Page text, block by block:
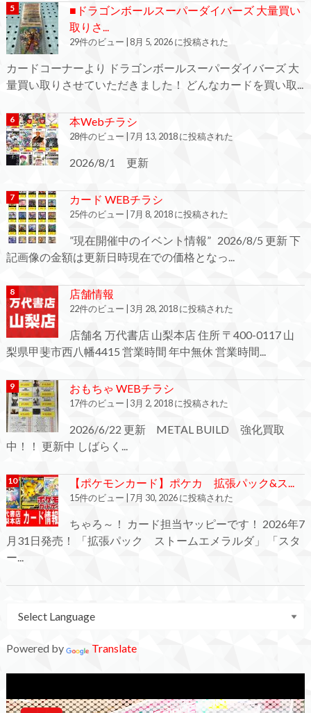
■ドラゴンボールスーパーダイバーズ 大量買い
取りさ...
29件のビュー 8月 5, 2026 に投稿された
カードコーナーより ドラゴンボールスーパーダイバーズ 大
量買い取りさせていただきました！ どんなカードを買い取...
本Webチラシ
28件のビュー 7月 13, 2018 に投稿された
2026/8/1 更新
カード WEBチラシ
25件のビュー 7月 8, 2018 に投稿された
”現在開催中のイベント情報” 2026/8/5 更新 下
記画像の金額は更新日時現在での価格となっ...
店舗情報
22件のビュー 3月 28, 2018 に投稿された
店舗名 万代書店 山梨本店 住所 〒400-0117 山
梨県甲斐市西八幡4415 営業時間 年中無休 営業時間...
おもちゃ WEBチラシ
17件のビュー 3月 2, 2018 に投稿された
2026/6/22 更新 METAL BUILD 強化買取
中！！ 更新中 しばらく...
【ポケモンカード】ポケカ 拡張パック&ス...
15件のビュー 7月 30, 2026 に投稿された
ちゃろ～！ カード担当ヤッピーです！ 2026年7
月31日発売！ 「拡張パック ストームエメラルダ」 「スタ
ー...
Powered by Translate